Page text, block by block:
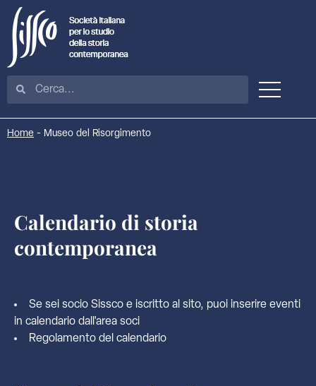
Home - Museo del Risorgimento
Calendario di storia
contemporanea
Se sei socio Sissco e iscritto al sito, puoi inserire eventi
in calendario dall'area soci
Regolamento del calendario